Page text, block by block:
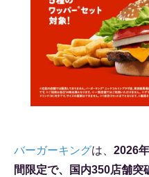
バーガーキングは、 2026
間限定で、国内350店舗突